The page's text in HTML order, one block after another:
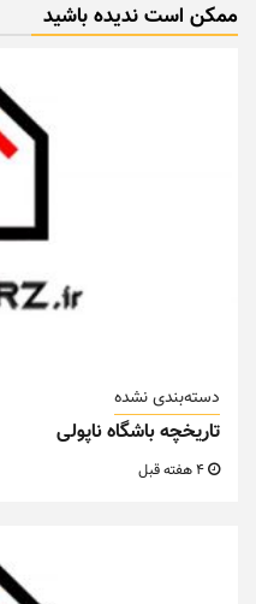
ممکن است ندیده باشید
دسته‌بندی نشده
تاریخچه باشگاه ناپولی